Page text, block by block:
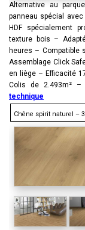
Alternative au
panneau spécial
HDF spécialement
texture bois –
heures – Compatible
Assemblage Click
en liège – Efficacité
Colis de 2.493m² –
technique
Chêne spirit naturel –